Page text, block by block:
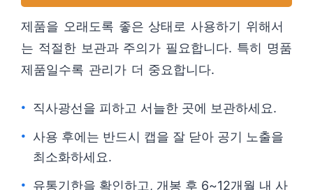
제품을 오래도록 좋은 상태로 사용하기 위해서
는 적절한 보관과 주의가 필요합니다. 특히 명품
제품일수록 관리가 더 중요합니다.
직사광선을 피하고 서늘한 곳에 보관하세요.
사용 후에는 반드시 캡을 잘 닫아 공기 노출을
최소화하세요.
유통기한을 확인하고, 개봉 후 6~12개월 내 사